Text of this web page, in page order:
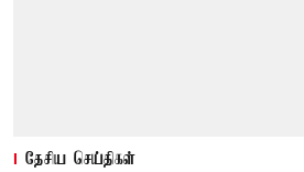
தேசிய செய்திகள்